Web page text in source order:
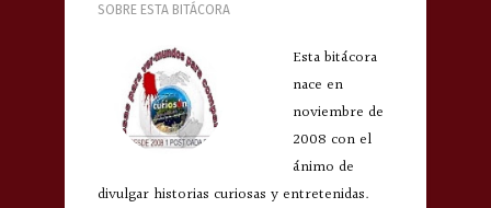
SOBRE ESTA BITÁCORA
Esta bitácora
nace en
noviembre de
2008 con el
ánimo de
divulgar historias curiosas y entretenidas.